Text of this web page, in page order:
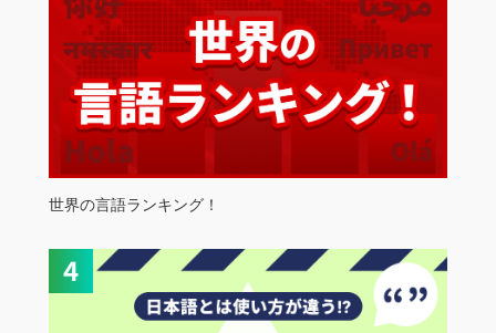
世界の言語ランキング！